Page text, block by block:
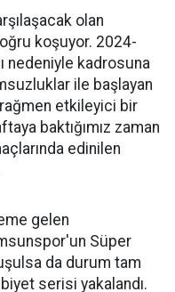
olan
koşuyor. 2024-
nedeniyle kadrosuna
ile başlayan
etkileyici bir
baktığımız zaman
edinilen
gelen
Süper
da durum tam
serisi yakalandı.